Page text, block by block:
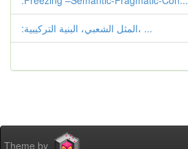
:المثل الشعبي، البنية التركيبية، ...
Theme by